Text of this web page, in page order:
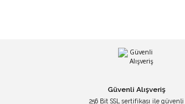
Güvenli Alışveriş
256 Bit SSL sertifikası ile güvenli